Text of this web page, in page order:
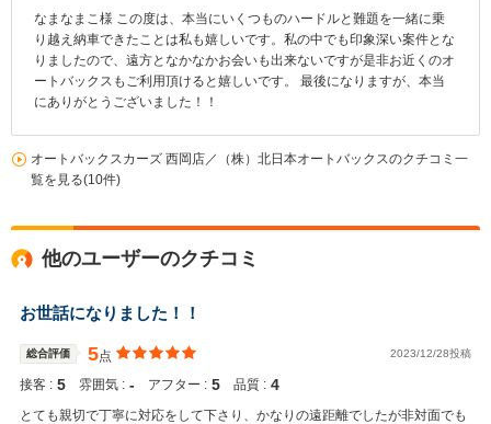
なまなまこ様 この度は、本当にいくつものハードルと難題を一緒に乗
り越え納車できたことは私も嬉しいです。私の中でも印象深い案件とな
りましたので、遠方となかなかお会いも出来ないですが是非お近くのオ
ートバックスもご利用頂けると嬉しいです。 最後になりますが、本当
にありがとうございました！！
オートバックスカーズ 西岡店／（株）北日本オートバックスのクチコミ一
覧を見る(10件)
他のユーザーのクチコミ
お世話になりました！！
総合評価 5点 2023/12/28投稿
接客 : 5 雰囲気 : ‐ アフター : 5 品質 : 4
とても親切で丁寧に対応をして下さり、かなりの遠距離でしたが非対面でも